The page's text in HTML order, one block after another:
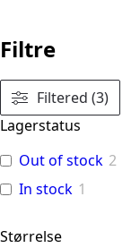
Filtre
Filtered (3)
Lagerstatus
Out of stock 2
In stock 1
Størrelse